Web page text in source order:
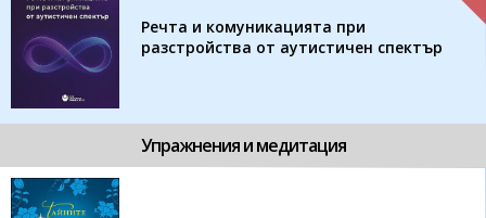
Речта и комуникацията при
разстройства от аутистичен спектър
Упражнения и медитация